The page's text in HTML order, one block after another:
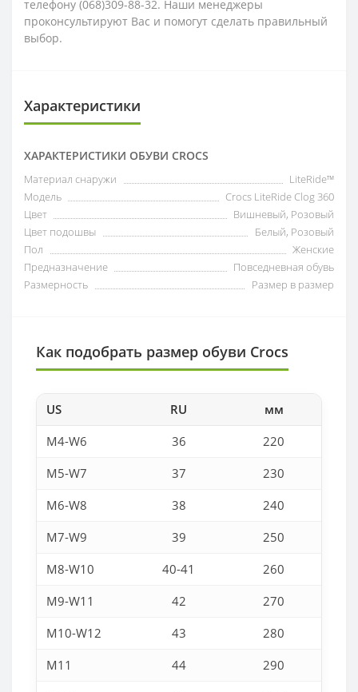
телефону (068)309-88-32. Наши менеджеры
проконсультируют Вас и помогут сделать правильный
выбор.
Характеристики
ХАРАКТЕРИСТИКИ ОБУВИ CROCS
Материал снаружи
LiteRide™
Модель
Crocs LiteRide Clog 360
Цвет
Вишневый, Розовый
Цвет подошвы
Белый, Розовый
Пол
Женские
Предназначение
Повседневная обувь
Размерность
Размер в размер
Как подобрать размер обуви Crocs
US RU
мм
M4-W6
36
220
M5-W7
37
230
M6-W8
38
240
M7-W9
39
250
M8-W10
40-41
260
M9-W11
42
270
M10-W12
43
280
M11
44
290